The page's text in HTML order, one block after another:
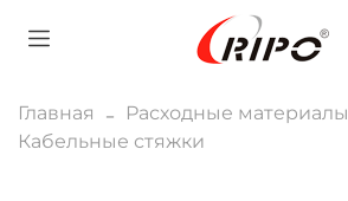
Главная
Расходные материалы
Кабельные стяжки